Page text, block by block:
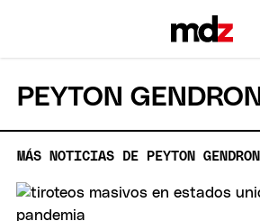
PEYTON GENDRON
MÁS NOTICIAS DE PEYTON GENDRON